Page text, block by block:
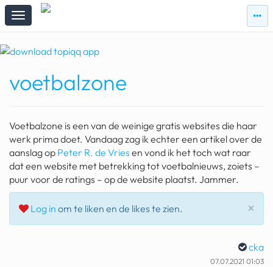
zie
topiqqs
zie
#vandaag
Topiqqs Reacties
ark van noach
pokemon kaarten
fomo
21.4 procent btw
voetbalzone
Voetbalzone is een van de weinige gratis websites die haar
werk prima doet. Vandaag zag ik echter een artikel over de
aanslag op Peter R. de Vries en vond ik het toch wat raar
dat een website met betrekking tot voetbalnieuws, zoiets –
puur voor de ratings – op de website plaatst. Jammer.
×
Log in om te liken en de likes te zien.
cka
07.07.2021 01:03